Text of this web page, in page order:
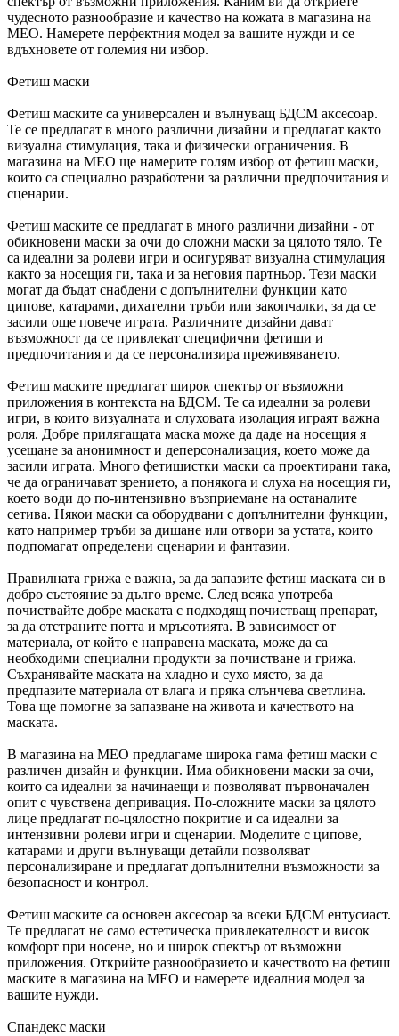
чудесното разнообразие и качество на кожата в магазина на
MEO. Намерете перфектния модел за вашите нужди и се
вдъхновете от големия ни избор.
Фетиш маски
Фетиш маските са универсален и вълнуващ БДСМ аксесоар.
Те се предлагат в много различни дизайни и предлагат както
визуална стимулация, така и физически ограничения. В
магазина на MEO ще намерите голям избор от фетиш маски,
които са специално разработени за различни предпочитания и
сценарии.
Фетиш маските се предлагат в много различни дизайни - от
обикновени маски за очи до сложни маски за цялото тяло. Те
са идеални за ролеви игри и осигуряват визуална стимулация
както за носещия ги, така и за неговия партньор. Тези маски
могат да бъдат снабдени с допълнителни функции като
ципове, катарами, дихателни тръби или закопчалки, за да се
засили още повече играта. Различните дизайни дават
възможност да се привлекат специфични фетиши и
предпочитания и да се персонализира преживяването.
Фетиш маските предлагат широк спектър от възможни
приложения в контекста на БДСМ. Те са идеални за ролеви
игри, в които визуалната и слуховата изолация играят важна
роля. Добре прилягащата маска може да даде на носещия я
усещане за анонимност и деперсонализация, което може да
засили играта. Много фетишистки маски са проектирани така,
че да ограничават зрението, а понякога и слуха на носещия ги,
което води до по-интензивно възприемане на останалите
сетива. Някои маски са оборудвани с допълнителни функции,
като например тръби за дишане или отвори за устата, които
подпомагат определени сценарии и фантазии.
Правилната грижа е важна, за да запазите фетиш маската си в
добро състояние за дълго време. След всяка употреба
почиствайте добре маската с подходящ почистващ препарат,
за да отстраните потта и мръсотията. В зависимост от
материала, от който е направена маската, може да са
необходими специални продукти за почистване и грижа.
Съхранявайте маската на хладно и сухо място, за да
предпазите материала от влага и пряка слънчева светлина.
Това ще помогне за запазване на живота и качеството на
маската.
В магазина на MEO предлагаме широка гама фетиш маски с
различен дизайн и функции. Има обикновени маски за очи,
които са идеални за начинаещи и позволяват първоначален
опит с чувствена депривация. По-сложните маски за цялото
лице предлагат по-цялостно покритие и са идеални за
интензивни ролеви игри и сценарии. Моделите с ципове,
катарами и други вълнуващи детайли позволяват
персонализиране и предлагат допълнителни възможности за
безопасност и контрол.
Фетиш маските са основен аксесоар за всеки БДСМ ентусиаст.
Те предлагат не само естетическа привлекателност и висок
комфорт при носене, но и широк спектър от възможни
приложения. Открийте разнообразието и качеството на фетиш
маските в магазина на MEO и намерете идеалния модел за
вашите нужди.
Спандекс маски